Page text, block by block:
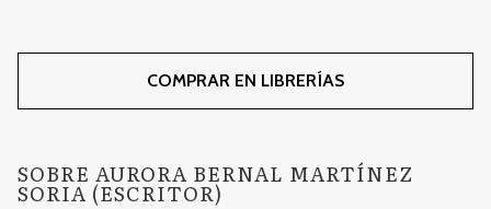
COMPRAR EN LIBRERÍAS
SOBRE AURORA BERNAL MARTÍNEZ
SORIA (ESCRITOR)